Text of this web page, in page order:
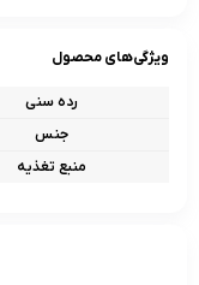
ویژگی‌های محصول
رده سنی
جنس
منبع تغذیه